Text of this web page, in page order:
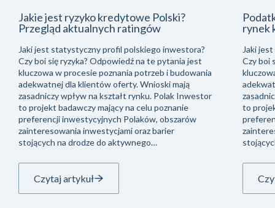
Jakie jest ryzyko kredytowe Polski?
Przegląd aktualnych ratingów
Jaki jest statystyczny profil polskiego inwestora?
Czy boi się ryzyka? Odpowiedź na te pytania jest
kluczowa w procesie poznania potrzeb i budowania
adekwatnej dla klientów oferty. Wnioski mają
zasadniczy wpływ na kształt rynku. Polak Inwestor
to projekt badawczy mający na celu poznanie
preferencji inwestycyjnych Polaków, obszarów
zainteresowania inwestycjami oraz barier
stojących na drodze do aktywnego…
Czytaj artykuł
rynek
Jaki
Czy boi
to